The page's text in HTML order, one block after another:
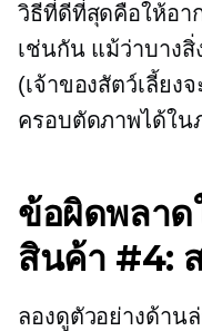
วิธีที่ดีที่สุดคือให้อ
เช่นกัน แม้ว่าบาง
(เจ้าของสัตว์เลี้ยง
ครอบตัดภาพได้ใน
ข้อผิดพลาด
สินค้า #4:
ลองดูตัวอย่างด้าน